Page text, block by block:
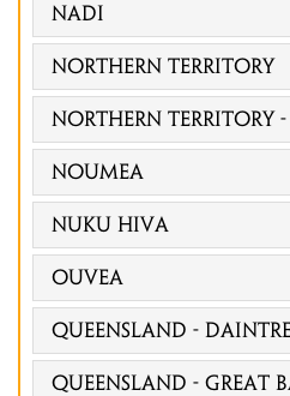
Nadi
Northern Territory
Northern Territory -
Noumea
Nuku Hiva
Ouvea
QUEENSLAND -
QUEENSLAND - GREAT